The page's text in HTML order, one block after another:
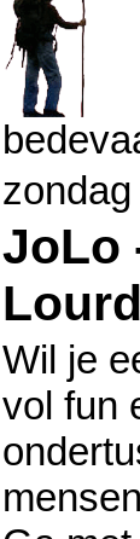
JoLo
Wil je
vol fun